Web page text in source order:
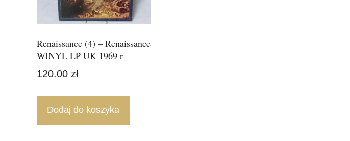
Renaissance (4) – Renaissance
WINYL LP UK 1969 r
120.00 zł
Dodaj do koszyka